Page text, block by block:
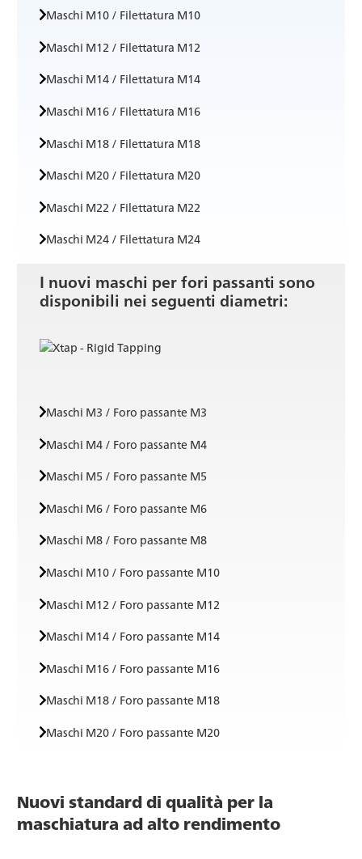
Maschi M10 / Filettatura M10
Maschi M12 / Filettatura M12
Maschi M14 / Filettatura M14
Maschi M16 / Filettatura M16
Maschi M18 / Filettatura M18
Maschi M20 / Filettatura M20
Maschi M22 / Filettatura M22
Maschi M24 / Filettatura M24
I nuovi maschi per fori passanti sono
disponibili nei seguenti diametri:
Maschi M3 / Foro passante M3
Maschi M4 / Foro passante M4
Maschi M5 / Foro passante M5
Maschi M6 / Foro passante M6
Maschi M8 / Foro passante M8
Maschi M10 / Foro passante M10
Maschi M12 / Foro passante M12
Maschi M14 / Foro passante M14
Maschi M16 / Foro passante M16
Maschi M18 / Foro passante M18
Maschi M20 / Foro passante M20
Nuovi standard di qualità per la
maschiatura ad alto rendimento